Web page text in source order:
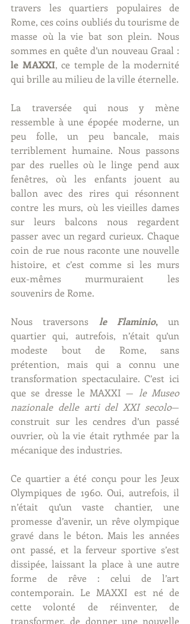
travers les quartiers populaires de
Rome, ces coins oubliés du tourisme de
masse où la vie bat son plein. Nous
le MAXXI, ce temple de la modernité
qui brille au milieu de la ville éternelle.
La traversée qui nous y mène
ressemble à une épopée moderne, un
peu folle, un peu bancale, mais
terriblement humaine. Nous passons
par des ruelles où le linge pend aux
fenêtres, où les enfants jouent au
ballon avec des rires qui résonnent
contre les murs, où les vieilles dames
sur leurs balcons nous regardent
passer avec un regard curieux. Chaque
coin de rue nous raconte une nouvelle
histoire, et c’est comme si les murs
eux-mêmes murmuraient les
souvenirs de Rome.
Nous traversons le Flaminio, un
quartier qui, autrefois, n’était qu’un
modeste bout de Rome, sans
prétention, mais qui a connu une
transformation spectaculaire. C’est ici
que se dresse le MAXXI — le Museo
nazionale delle arti del XXI secolo—
construit sur les cendres d’un passé
ouvrier, où la vie était rythmée par la
mécanique des industries.
Ce quartier a été conçu pour les Jeux
Olympiques de 1960. Oui, autrefois, il
n’était qu’un vaste chantier, une
promesse d’avenir, un rêve olympique
gravé dans le béton. Mais les années
ont passé, et la ferveur sportive s’est
dissipée, laissant la place à une autre
forme de rêve : celui de l’art
contemporain. Le MAXXI est né de
cette volonté de réinventer, de
transformer, de donner une nouvelle